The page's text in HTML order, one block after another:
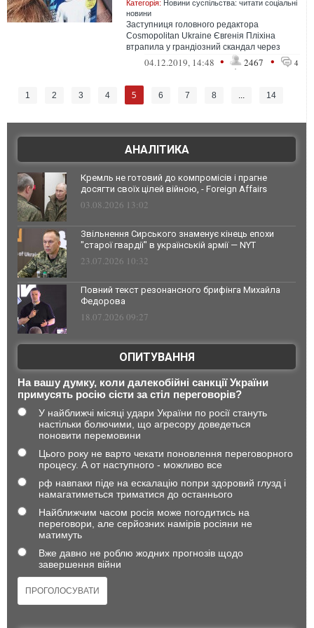
Категорія: Новини суспільства: читати соціальні
новини
Заступниця головного редактора
Cosmopolitan Ukraine Євгенія Пліхіна
втрапила у грандіозний скандал через
власний пост про похорон загиблого бійця
04.12.2019, 14:48 • 2467 • 4
1 2 3 4 5 6 7 8 ... 14
АНАЛІТИКА
Кремль не готовий до компромісів і прагне
досягти своїх цілей війною, - Foreign Affairs
03.08.2026 13:02
Звільнення Сирського знаменує кінець епохи
"старої гвардії" в українській армії — NYT
23.07.2026 10:32
Повний текст резонансного брифінга Михайла
Федорова
18.07.2026 09:27
ОПИТУВАННЯ
На вашу думку, коли далекобійні санкції України
примусять росію сісти за стіл переговорів?
У найближчі місяці удари України по росії стануть
настільки болючими, що агресору доведеться
поновити перемовини
Цього року не варто чекати поновлення переговорного
процесу. А от наступного - можливо все
рф навпаки піде на ескалацію попри здоровий глузд і
намагатиметься триматися до останнього
Найближчим часом росія може погодитись на
переговори, але серйозних намірів росіяни не
матимуть
Вже давно не роблю жодних прогнозів щодо
завершення війни